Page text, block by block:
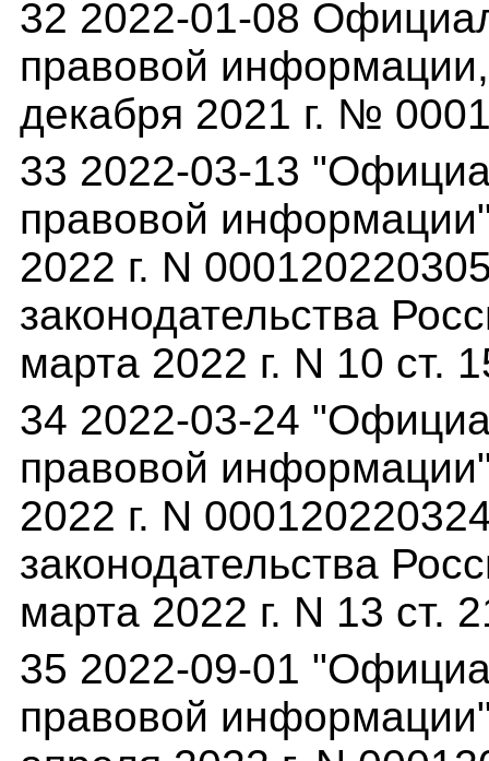
32 2022-01-08
правовой
декабря 2021 г. №
33 2022-03-13
правовой
2022 г. N
законодательства
марта 2022 г. N 10 ст.
34 2022-03-24
правовой
2022 г. N
законодательства
марта 2022 г. N 13 ст.
35 2022-09-01
правовой